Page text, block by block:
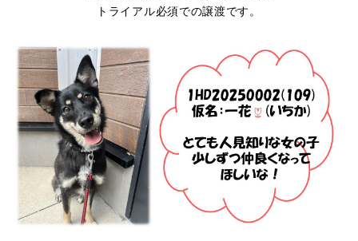
トライアル必須での譲渡です。